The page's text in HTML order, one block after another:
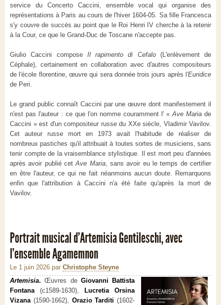
service du Concerto Caccini, ensemble vocal qui organise des
représentations à Paris au cours de l'hiver 1604-05. Sa fille Francesca
s'y couvre de succès au point que le Roi Henri IV cherche à la retenir
à la Cour, ce que le Grand-Duc de Toscane n'accepte pas.
Giulio Caccini compose Il rapimento di Cefalo(L'enlèvement de
Céphale), certainement en collaboration avec d'autres compositeurs
de l'école florentine, œuvre qui sera donnée trois jours après l 'Euridice
de Peri.
Le grand public connaît Caccini par une œuvre dont manifestement il
n'est pas l'auteur : ce que l'on nomme couramment l' «Ave Maria de
Caccini » est d'un compositeur russe du XXe siècle, Vladimir Vavilov.
Cet auteur russe mort en 1973 avait l'habitude de réaliser de
nombreux pastiches qu'il attribuait à toutes sortes de musiciens, sans
tenir compte de la vraisemblance stylistique. Il est mort peu d'années
après avoir publié cetAve Maria, sans avoir eu le temps de certifier
en être l'auteur, ce qui ne fait néanmoins aucun doute. Remarquons
enfin que l'attribution à Caccini n'a été faite qu'après la mort de
Vavilov.
Portrait musical d’Artemisia Gentileschi, avec
l’ensemble Agamemnon
Le 1 juin 2026 par Christophe Steyne
Artemisia.Œuvres deGiovanni Battista
Fontana (c1589-1630),
Lucretia Orsina
Vizana(1590-1662), Orazio Tarditi (1602-